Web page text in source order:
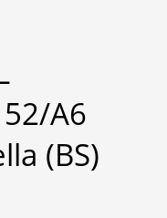
A6
(BS)